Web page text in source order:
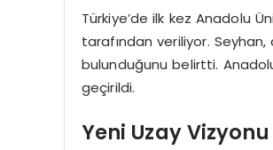
Türkiye’de ilk kez Anadolu
tarafından veriliyor.
bulunduğunu belirtti.
geçirildi.
Yeni Uzay